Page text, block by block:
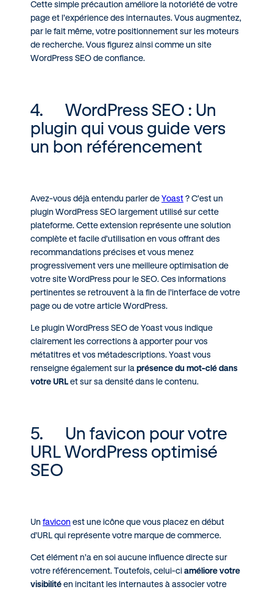
Cette simple précaution améliore la notoriété de votre
page et l’expérience des internautes. Vous augmentez,
par le fait même, votre positionnement sur les moteurs
de recherche. Vous figurez ainsi comme un site
WordPress SEO de confiance.
4. WordPress SEO : Un
plugin qui vous guide vers
un bon référencement
Avez-vous déjà entendu parler deYoast? C’est un
plugin WordPress SEO largement utilisé sur cette
plateforme. Cette extension représente une solution
complète et facile d’utilisation en vous offrant des
recommandations précises et vous menez
progressivement vers une meilleure optimisation de
votre site WordPress pour le SEO. Ces informations
pertinentes se retrouvent à la fin de l’interface de votre
page ou de votre article WordPress.
Le plugin WordPress SEO de Yoast vous indique
clairement les corrections à apporter pour vos
métatitres et vos métadescriptions. Yoast vous
renseigne également sur laprésence du mot-clédans
votre URLet sur sa densité dans le contenu.
5. Un favicon pour votre
URL WordPress optimisé
SEO
Un favicon est une icône que vous placez en début
d’URL qui représente votre marque de commerce.
Cet élément n’a en soi aucune influence directe sur
votre référencement. Toutefois, celui-ciaméliore votre
visibilitéen incitant les internautes à associer votre